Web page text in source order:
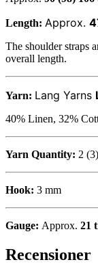
Length: Approx.
The shoulder straps
overall length.
Yarn: Lang Yarns
40% Linen, 32%
Yarn Quantity: 2
Hook: 3 mm
Gauge: Approx. 21
Recensioner